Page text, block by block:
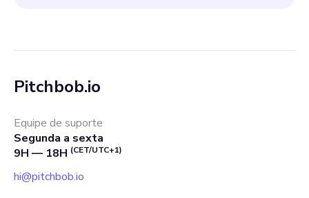
Pitchbob.io
Equipe de suporte
Segunda a sexta
9H — 18H (CET/UTC+1)
hi@pitchbob.io